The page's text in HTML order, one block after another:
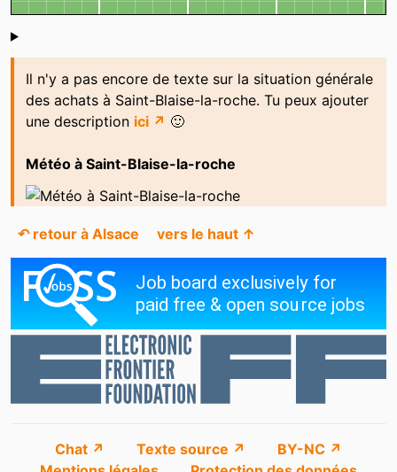
Shoutbox
Il n'y a pas encore de texte sur la situation générale
des achats à Saint-Blaise-la-roche. Tu peux ajouter
une description ici ↗ 🙂
Météo à Saint-Blaise-la-roche
↶ retour à Alsace vers le haut ↑
Chat ↗ Texte source ↗
BY-NC ↗